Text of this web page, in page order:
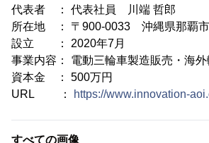
代表者 ： 代表社員 川端 哲郎
所在地 ： 〒900-0033 沖縄県那覇市
設立 ： 2020年7月
事業内容： 電動三輪車製造販売・海
資本金 ： 500万円
URL ：
https://www.innovation-
すべての画像